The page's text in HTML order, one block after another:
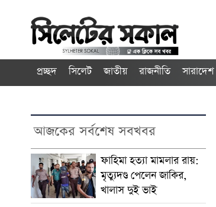
প্রচ্ছদ সিলেট জাতীয় রাজনীতি সারাদেশ
আজকের সর্বশেষ সবখবর
ফাহিমা হত্যা মামলার রায়:
মৃত্যুদণ্ড পেলেন জাকির,
খালাস দুই ভাই